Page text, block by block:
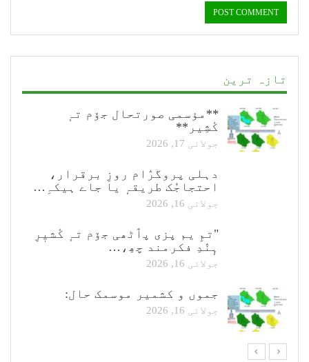
تازہ ترین
**مؤسمی صورتحال جۆم تہٕ
کٔشِیر**
جولائی 17, 2026
دہلی پروگرٛام روزِ برقرار،
احتجاجُک طریقہٕ یا جاے ہیکہِ…
جولائی 16, 2026
"تمِ یم پزی پٲٹھی جۆم تہٕ کٔشیٖرِ
ہٕنٛدِ فکرمند چھِ،…
جولائی 16, 2026
جموں و کشمیر موسمک حال:
جولائی 16, 2026